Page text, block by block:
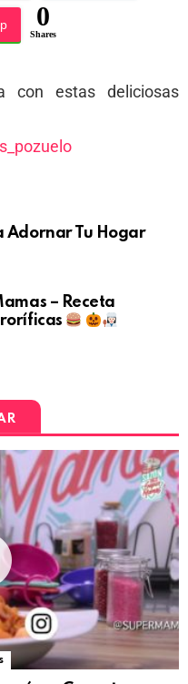
0
Shares
con estas deliciosas
Adornar Tu Hogar
– Receta